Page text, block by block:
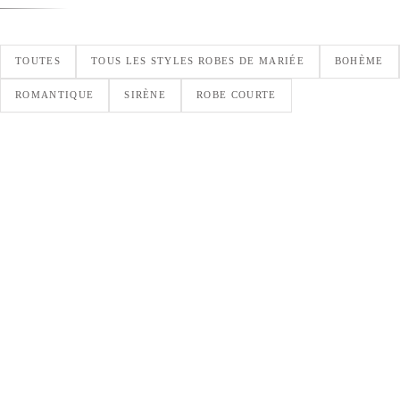
TOUTES TOUS LES STYLES ROBES DE MARIÉE BOHÈME
ROMANTIQUE SIRÈNE ROBE COURTE